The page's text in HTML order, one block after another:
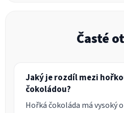
Časté
Jaký je rozdíl mezi
čokoládou?
Hořká čokoláda má vysoký